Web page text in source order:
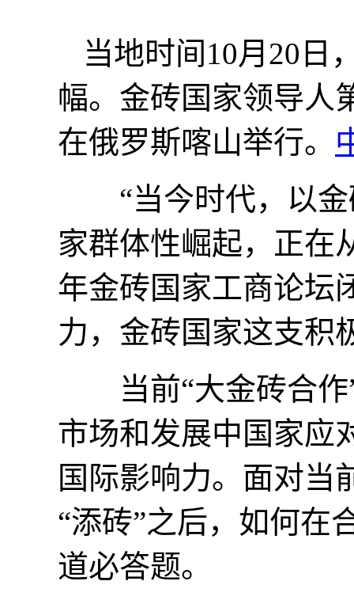
当地时间10月20日
幅。金砖国家领导人
在俄罗斯喀山举行。
“当今时代，以金
家群体性崛起，正在
年金砖国家工商论坛
力，金砖国家这支积
当前“大金砖合作”
市场和发展中国家应
国际影响力。面对当
“添砖”之后，如何在
道必答题。